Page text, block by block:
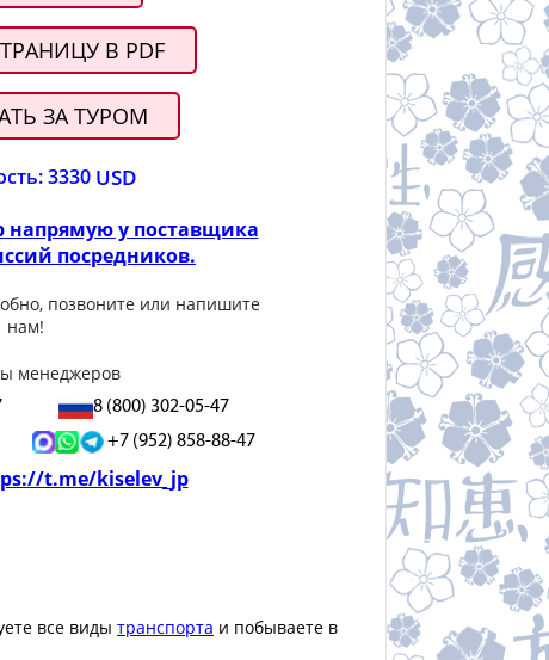
В PDF
ЗА ТУРОМ
3330 USD
напрямую у поставщика
посредников.
позвоните или напишите
нам!
менеджеров
8 (800) 302-05-47
+7 (952) 858-88-47
t.me/kiselev_jp
все виды транспорта и побываете в